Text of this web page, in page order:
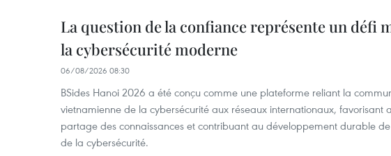
La question de la confiance représente un défi
la cybersécurité moderne
06/08/2026 08:30
BSides Hanoi 2026 a été conçu comme une plateforme reliant la
vietnamienne de la cybersécurité aux réseaux internationaux, favorisant
partage des connaissances et contribuant au développement durable de
de la cybersécurité.